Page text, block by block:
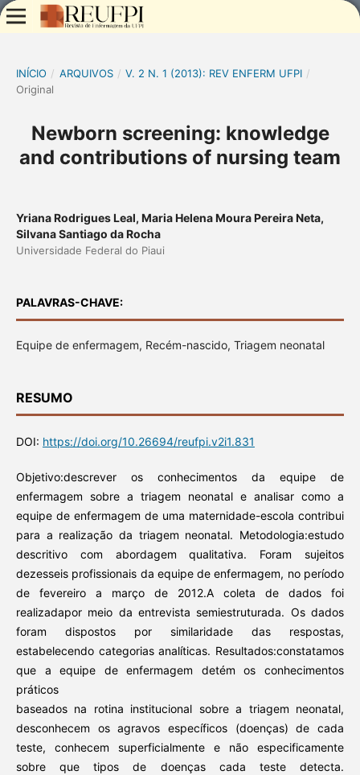
INÍCIO / ARQUIVOS / V. 2 N. 1 (2013): REV ENFERM UFPI /
Original
Newborn screening: knowledge
and contributions of nursing team
Yriana Rodrigues Leal, Maria Helena Moura Pereira Neta,
Silvana Santiago da Rocha
Universidade Federal do Piaui
PALAVRAS-CHAVE:
Equipe de enfermagem, Recém-nascido, Triagem neonatal
RESUMO
DOI: https://doi.org/10.26694/reufpi.v2i1.831
Objetivo:descrever os conhecimentos da equipe de
enfermagem sobre a triagem neonatal e analisar como a
equipe de enfermagem de uma maternidade-escola contribui
para a realização da triagem neonatal. Metodologia:estudo
descritivo com abordagem qualitativa. Foram sujeitos
dezesseis profissionais da equipe de enfermagem, no período
de fevereiro a março de 2012.A coleta de dados foi
realizadapor meio da entrevista semiestruturada. Os dados
foram dispostos por similaridade das respostas,
estabelecendo categorias analíticas. Resultados:constatamos
que a equipe de enfermagem detém os conhecimentos
práticos
baseados na rotina institucional sobre a triagem neonatal,
desconhecem os agravos específicos (doenças) de cada
teste, conhecem superficialmente e não especificamente
sobre que tipos de doenças cada teste detecta.